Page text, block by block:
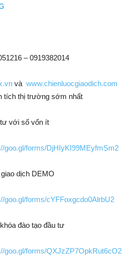
– 0919382014
và www.chienluocgiaodich.com
tích thị trường sớm nhất
với số vốn ít
goo.gl/forms/DjHIyKI99MEyfmSm2
dịch DEMO
goo.gl/forms/cYFFoxgcdo0AlrbU2
đào tạo đầu tư
goo.gl/forms/QXJzZP7OpkRut6cO2